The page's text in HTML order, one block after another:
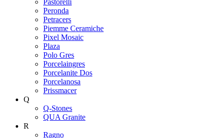
Peronda
Petracers
Piemme Ceramiche
Pixel Mosaic
Plaza
Polo Gres
Porcelaingres
Porcelanite Dos
Porcelanosa
Prissmacer
Q
Q-Stones
QUA Granite
R
Ragno